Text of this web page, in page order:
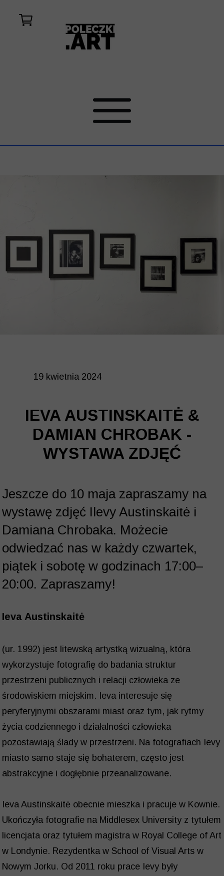
19 kwietnia 2024
IEVA AUSTINSKAITĖ &
DAMIAN CHROBAK -
WYSTAWA ZDJĘĆ
Jeszcze do 10 maja zapraszamy na
wystawę zdjęć Ilevy Austinskaitė i
Damiana Chrobaka. Możecie
odwiedzać nas w każdy czwartek,
piątek i sobotę w godzinach 17:00–
20:00. Zapraszamy!
Ieva Austinskaitė
(ur. 1992) jest litewską artystką wizualną, która
wykorzystuje fotografię do badania struktur
przestrzeni publicznych i relacji człowieka ze
środowiskiem miejskim. Ieva interesuje się
peryferyjnymi obszarami miast oraz tym, jak rytmy
życia codziennego i działalności człowieka
pozostawiają ślady w przestrzeni. Na fotografiach Ievy
miasto samo staje się bohaterem, często jest
abstrakcyjne i dogłębnie przeanalizowane.
Ieva Austinskaitė obecnie mieszka i pracuje w Kownie.
Ukończyła fotografie na Middlesex University z tytułem
licencjata oraz tytułem magistra w Royal College of Art
w Londynie. Rezydentka w School of Visual Arts w
Nowym Jorku. Od 2011 roku prace Ievy były